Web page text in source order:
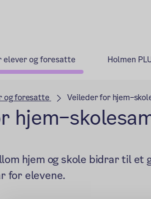
elever og foresatte Holmen
og foresatte Veileder for
hjem og skole bidrar til
for elevene.